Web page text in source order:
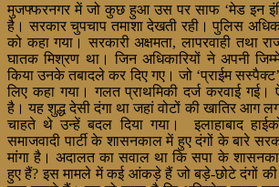
मुजफ्फरनगर में जो कुछ हुआ उस पर साफ ‘मेड इन
है। सरकार चुपचाप तमाशा देखती रही। पुलिस
को कहा गया। सरकारी अक्षमता, लापरवाही तथा
घातक मिश्रण था। जिन अधिकारियों ने अपनी
किया उनके तबादले कर दिए गए। जो ‘प्राईम
लिए कहा गया। गलत प्राथमिकी दर्ज करवाई गई।
है। यह शुद्ध देसी दंगा था जहां वोटों की खातिर आग
चाहते थे उन्हें बदल दिया गया। इलाहाबाद
समाजवादी पार्टी के शासनकाल में हुए दंगों के बारे
मांगा है। अदालत का सवाल था कि सपा के
हुए हैं? इस मामले में कई आंकड़े हैं जो बड़े-छोटे दंगों